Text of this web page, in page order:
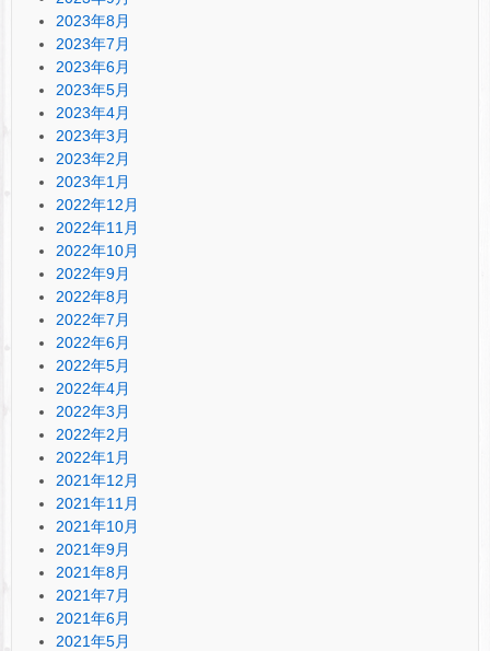
2023年8月
2023年7月
2023年6月
2023年5月
2023年4月
2023年3月
2023年2月
2023年1月
2022年12月
2022年11月
2022年10月
2022年9月
2022年8月
2022年7月
2022年6月
2022年5月
2022年4月
2022年3月
2022年2月
2022年1月
2021年12月
2021年11月
2021年10月
2021年9月
2021年8月
2021年7月
2021年6月
2021年5月